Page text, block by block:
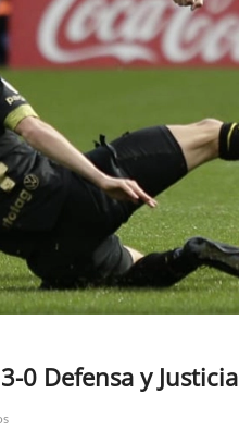
0 Defensa y Justicia